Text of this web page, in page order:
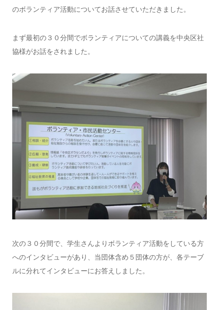
のボランティア活動についてお話させていただきました。
まず最初の３０分間でボランティアについての講義を中央区社
協様がお話をされました。
次の３０分間で、学生さんよりボランティア活動をしている方
へのインタビューがあり、当団体含め５団体の方が、各テーブ
ルに分れてインタビューにお答えしました。